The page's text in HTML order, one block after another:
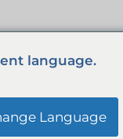
language.
Language